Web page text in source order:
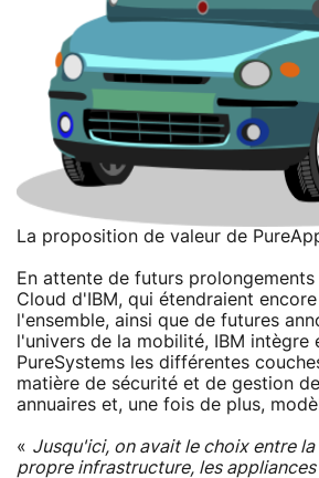
La proposition de valeur de
En attente de futurs
Cloud d'IBM, qui étendraient
l'ensemble, ainsi que de futures
l'univers de la mobilité, IBM intègre
PureSystems les différentes
matière de sécurité et de gestion
annuaires et, une fois de plus,
« Jusqu'ici, on avait le choix entre
propre infrastructure, les appliances